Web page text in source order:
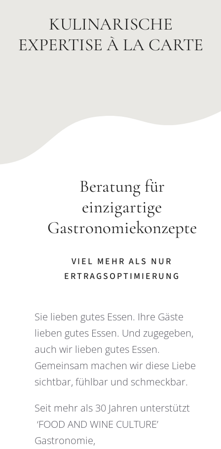
KULINARISCHE
EXPERTISE À LA CARTE
Beratung für
einzigartige
Gastronomiekonzepte
VIEL MEHR ALS NUR
ERTRAGSOPTIMIERUNG
Sie lieben gutes Essen. Ihre Gäste
lieben gutes Essen. Und zugegeben,
auch wir lieben gutes Essen.
Gemeinsam machen wir diese Liebe
sichtbar, fühlbar und schmeckbar.
Seit mehr als 30 Jahren unterstützt
‘FOOD AND WINE CULTURE’
Gastronomie,